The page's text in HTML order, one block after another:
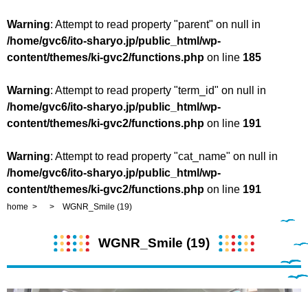
Warning: Attempt to read property "parent" on null in
/home/gvc6/ito-sharyo.jp/public_html/wp-
content/themes/ki-gvc2/functions.php on line 185
Warning: Attempt to read property "term_id" on null in
/home/gvc6/ito-sharyo.jp/public_html/wp-
content/themes/ki-gvc2/functions.php on line 191
Warning: Attempt to read property "cat_name" on null in
/home/gvc6/ito-sharyo.jp/public_html/wp-
content/themes/ki-gvc2/functions.php on line 191
home WGNR_Smile (19)
WGNR_Smile (19)